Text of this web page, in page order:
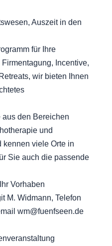
Auszeit in den
für Ihre
Incentive,
wir bieten Ihnen
den Bereichen
und
kennen viele Orte in
Sie auch die passende
Vorhaben
M. Widmann, Telefon
wm@fuenfseen.de